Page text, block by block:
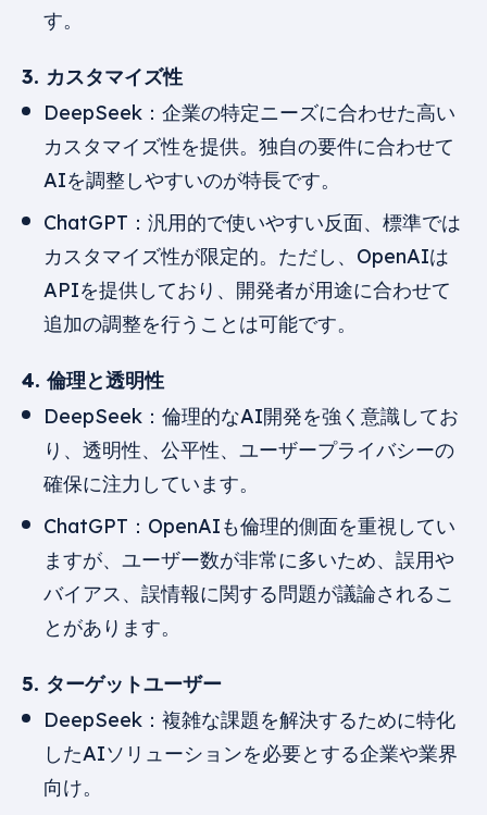
す。
3. カスタマイズ性
DeepSeek：企業の特定ニーズに合わせた高い
カスタマイズ性を提供。独自の要件に合わせて
AIを調整しやすいのが特長です。
ChatGPT：汎用的で使いやすい反面、標準では
カスタマイズ性が限定的。ただし、OpenAIは
APIを提供しており、開発者が用途に合わせて
追加の調整を行うことは可能です。
4. 倫理と透明性
DeepSeek：倫理的なAI開発を強く意識してお
り、透明性、公平性、ユーザープライバシーの
確保に注力しています。
ChatGPT：OpenAIも倫理的側面を重視してい
ますが、ユーザー数が非常に多いため、誤用や
バイアス、誤情報に関する問題が議論されるこ
とがあります。
5. ターゲットユーザー
DeepSeek：複雑な課題を解決するために特化
したAIソリューションを必要とする企業や業界
向け。